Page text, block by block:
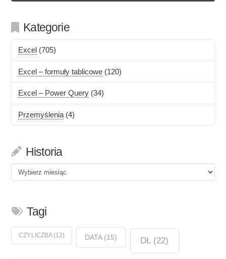
Kategorie
Excel (705)
Excel – formuły tablicowe (120)
Excel – Power Query (34)
Przemyślenia (4)
Historia
Historia
Tagi
CZY.LICZBA(12) DATA(15) DŁ (22)